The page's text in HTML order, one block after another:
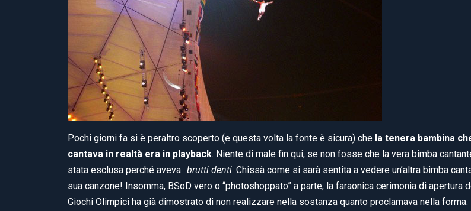
Pochi giorni fa si è peraltro scoperto (e questa volta la fonte è sicura) che la tenera bambina
cantava in realtà era in playback. Niente di male fin qui, se non fosse che la vera bimba
stata esclusa perché aveva…brutti denti. Chissà come si sarà sentita a vedere un’altra bimba
sua canzone! Insomma, BSoD vero o “photoshoppato” a parte, la faraonica cerimonia di apertura
Giochi Olimpici ha già dimostrato di non realizzare nella sostanza quanto proclamava nella forma.